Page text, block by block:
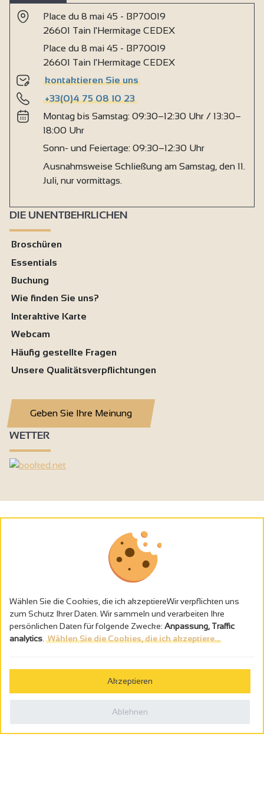
Place du 8 mai 45 - BP70019
26601 Tain l'Hermitage CEDEX
Place du 8 mai 45 - BP70019
26601 Tain l'Hermitage CEDEX
kontaktieren Sie uns
+33(0)4 75 08 10 23
Montag bis Samstag: 09:30–12:30 Uhr / 13:30–
18:00 Uhr
Sonn- und Feiertage: 09:30–12:30 Uhr
Ausnahmsweise Schließung am Samstag, den 11.
Juli, nur vormittags.
DIE UNENTBEHRLICHEN
Broschüren
Essentials
Buchung
Wie finden Sie uns?
Interaktive Karte
Webcam
Häufig gestellte Fragen
Unsere Qualitätsverpflichtungen
Geben Sie Ihre Meinung
WETTER
Alkoholmissbrauch ist gefährlich für die Gesundheit - trinken Sie in
Politique de confidentialité
Wählen Sie die Cookies, die ich akzeptiereWir verpflichten uns
zum Schutz Ihrer Daten. Wir sammeln und verarbeiten Ihre
persönlichen Daten für folgende Zwecke: Anpassung, Traffic
analytics Wählen Sie die Cookies, die ich akzeptiere...
Akzeptieren
Ablehnen